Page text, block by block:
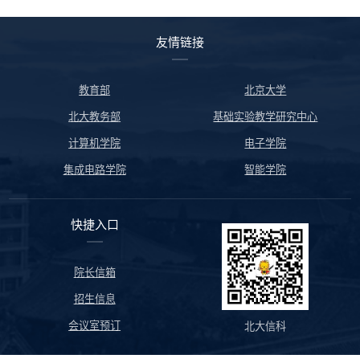
友情链接
教育部
北京大学
北大教务部
基础实验教学研究中心
计算机学院
电子学院
集成电路学院
智能学院
北大信科
快捷入口
院长信箱
招生信息
会议室预订